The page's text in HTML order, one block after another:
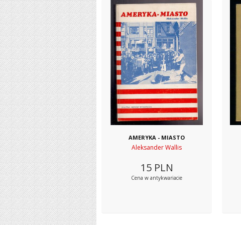
AMERYKA - MIASTO
Aleksander Wallis
15 PLN
Cena w antykwariacie